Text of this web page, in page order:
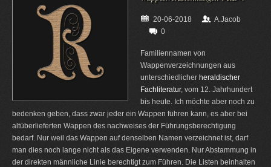
20-06-2018
A.Jacob
0
Familiennamen von
Wappenverzeichnungen aus
unterschiedlicher heraldischer
Fachliteratur, vom 12. Jahrhundert
bis heute. Ich möchte aber noch zu
bedenken geben, dass zwar jeder ein Wappen führen kann, es aber bei
altüberlieferten Wappen des nachweises der Führungsberechtigung
bedarf. Nur weil das Wappen auf denselben Namen verzeichnet ist, darf
man dies noch lange nicht als das Eigene verwenden. Nur Abstammung in
der direkten männliche Linie berechtigt zum Führen. Die Listen beinhalten